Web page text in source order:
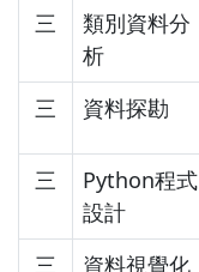
三
類別資料分
析
三 資料探勘
三
Python程式
設計
三 資料視覺化